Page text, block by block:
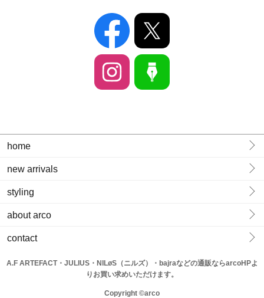
home
new arrivals
styling
about arco
contact
A.F ARTEFACT・JULIUS・NILøS（ニルズ）・bajraなどの通販ならarcoHPよ
りお買い求めいただけます。
Copyright ©arco